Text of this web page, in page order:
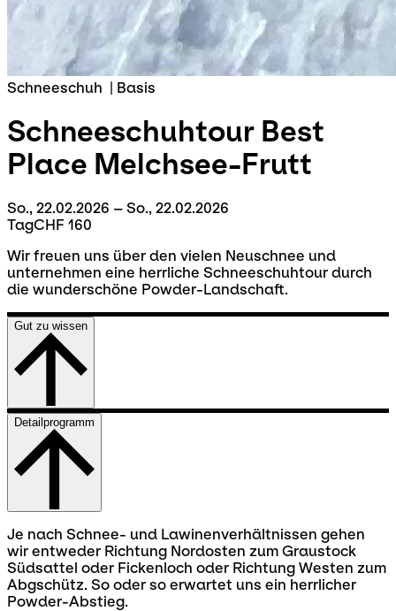
Schneeschuh | Basis
Schneeschuhtour Best
Place Melchsee-Frutt
So., 22.02.2026 – So., 22.02.2026
TagCHF 160
Wir freuen uns über den vielen Neuschnee und
unternehmen eine herrliche Schneeschuhtour durch
die wunderschöne Powder-Landschaft.
Gut zu wissen
Detailprogramm
Je nach Schnee- und Lawinenverhältnissen gehen
wir entweder Richtung Nordosten zum Graustock
Südsattel oder Fickenloch oder Richtung Westen zum
Abgschütz. So oder so erwartet uns ein herrlicher
Powder-Abstieg.